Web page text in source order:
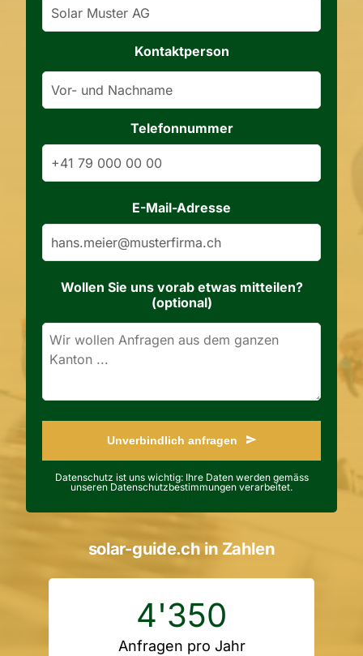
Kontaktperson
Telefonnummer
E-Mail-Adresse
Wollen Sie uns vorab etwas mitteilen?
(optional)
Unverbindlich anfragen
Datenschutz ist uns wichtig: Ihre Daten werden gemäss
unseren Datenschutzbestimmungen verarbeitet.
solar-guide.ch in Zahlen
4'350
Anfragen pro Jahr